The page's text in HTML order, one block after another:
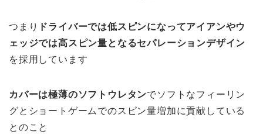
つまり
ドライバーでは低スピンになってアイアンやウ
ェッジでは高スピン量となるセパレーションデザイン
を採用しています
カバーは極薄のソフトウレタンでソフトなフィーリン
グとショートゲームでのスピン量増加に貢献している
とのこと